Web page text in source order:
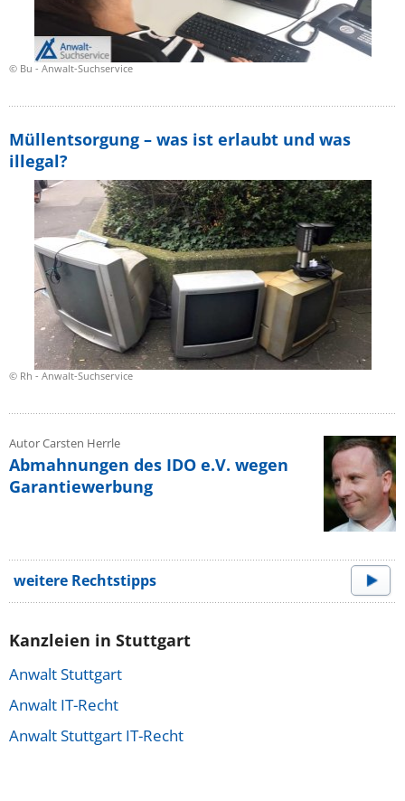
© Bu - Anwalt-Suchservice
© Rh - Anwalt-Suchservice
Müllentsorgung – was ist erlaubt und was
illegal?
Autor Carsten Herrle
Abmahnungen des IDO e.V. wegen
Garantiewerbung
weitere Rechtstipps
Kanzleien in Stuttgart
Anwalt Stuttgart
Anwalt IT-Recht
Anwalt Stuttgart IT-Recht